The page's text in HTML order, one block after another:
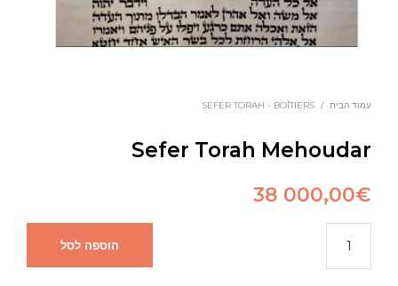
עמוד הבית /
SEFER TORAH - BOÎTIERS
Sefer Torah Mehoudar
38 000,00€
הוספה לסל